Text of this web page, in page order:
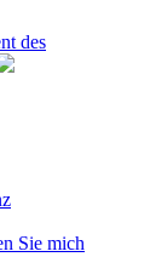
des
Sie mich